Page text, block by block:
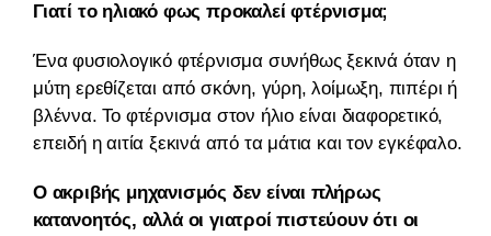
Γιατί το ηλιακό φως προκαλεί φτέρνισμα;
Ένα φυσιολογικό φτέρνισμα συνήθως ξεκινά όταν η
μύτη ερεθίζεται από σκόνη, γύρη, λοίμωξη, πιπέρι ή
βλέννα. Το φτέρνισμα στον ήλιο είναι διαφορετικό,
επειδή η αιτία ξεκινά από τα μάτια και τον εγκέφαλο.
Ο ακριβής μηχανισμός δεν είναι πλήρως
κατανοητός, αλλά οι γιατροί πιστεύουν ότι οι